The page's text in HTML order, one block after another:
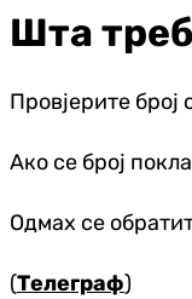
Шта
Провјерите број
Ако се број
Одмах се
(Телеграф)